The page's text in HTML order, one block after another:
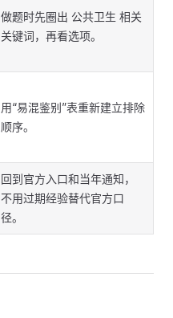
做题时先圈出 公共卫生 相关
关键词，再看选项。
用“易混鉴别”表重新建立排除
顺序。
回到官方入口和当年通知，
不用过期经验替代官方口
径。